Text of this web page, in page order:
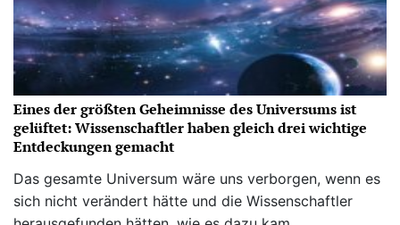
Eines der größten Geheimnisse des Universums ist
gelüftet: Wissenschaftler haben gleich drei wichtige
Entdeckungen gemacht
Das gesamte Universum wäre uns verborgen, wenn es
sich nicht verändert hätte und die Wissenschaftler